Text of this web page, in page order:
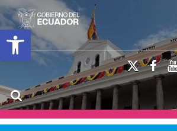
Open toolbar